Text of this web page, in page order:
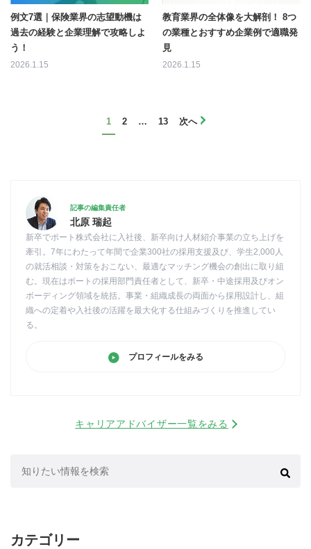
例文7選｜保険業界の志望動機は
過去の経験と企業理解で攻略しよ
う！
2026.1.15
教育業界の全体像を大解剖！ 8つ
の業種とおすすめ企業例で適職発
見
2026.1.15
1 2 … 13 次へ
記事の編集責任者
北原 瑞起
新卒でポート株式会社に入社後、新卒向け人材紹介事業の立ち上げを
牽引。7年にわたって年間で企業300社の採用支援及び、学生2,000人
の就活相談・対策をおこない、最適なマッチング機会の創出に取り組
む。現在はポートの採用部門責任者として、新卒・中途採用及びオン
ボーディング領域を統括。事業・組織成長の両面から採用設計し、組
織への定着や入社後の活躍を最大化する仕組みづくりを推進してい
る。
プロフィールをみる
キャリアアドバイザー一覧をみる
カテゴリー